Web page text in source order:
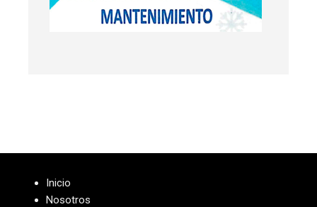
Inicio
Nosotros